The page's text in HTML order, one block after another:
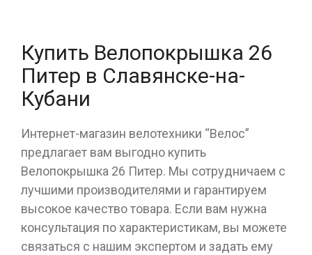
Купить Велопокрышка 26
Питер в Славянске-на-
Кубани
Интернет-магазин велотехники “Велос”
предлагает вам выгодно купить
Велопокрышка 26 Питер. Мы сотрудничаем с
лучшими производителями и гарантируем
высокое качество товара. Если вам нужна
консультация по характеристикам, вы можете
связаться с нашим экспертом и задать ему